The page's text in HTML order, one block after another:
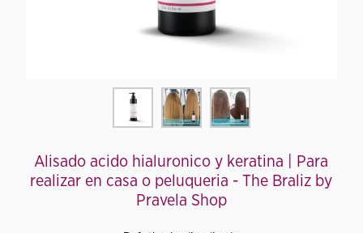
Alisado acido hialuronico y keratina | Para
realizar en casa o peluqueria - The Braliz by
Pravela Shop